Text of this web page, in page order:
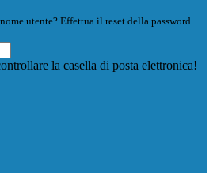
utente? Effettua il reset della password
la casella di posta elettronica!